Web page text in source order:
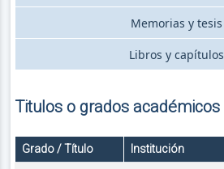
Memorias y tesis
Libros y capítulos
Titulos o grados académicos
Grado / Título Institución